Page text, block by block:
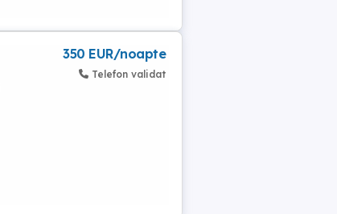
350 EUR/noapte
Telefon validat